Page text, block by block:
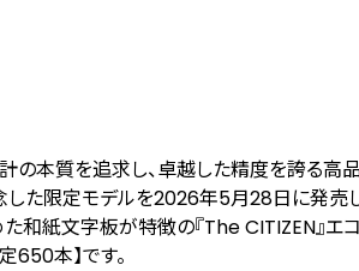
の本質を追求し、卓越した精度を誇る⾼
た限定モデルを2026年5月28日に発売
和紙文字板が特徴の『The CITIZEN』エ
本】です。